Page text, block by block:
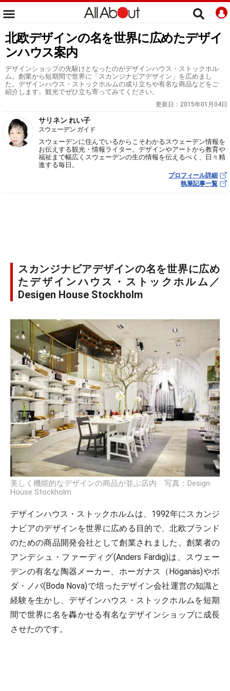
北欧デザインの名を世界に広めたデザイ
ンハウス案内
デザインショップの先駆けとなったのがデザインハウス・ストックホル
ム。創業から短期間で世界に「スカンジナビアデザイン」を広めまし
た。デザインハウス・ストックホルムの成り立ちや有名な商品などをご
紹介します。観光でぜひ立ち寄ってみてください。
更新日： 2015年01月04日
サリネン れい子
スウェーデン ガイド
スウェーデンに住んでいるからこそわかるスウェーデン情報を
お伝えする観光・情報ライター。デザインやアートから教育や
福祉まで幅広くスウェーデンの生の情報を伝えるべく、日々精
進する毎日。
プロフィール詳細
執筆記事一覧
スカンジナビアデザインの名を世界に広め
たデザインハウス・ストックホルム／
Desigen House Stockholm
美しく機能的なデザインの商品が並ぶ店内 写真：Design
House Stockholm
デザインハウス・ストックホルムは、1992年にスカンジ
ナビアのデザインを世界に広める目的で、北欧ブランド
のための商品開発会社として創業されました。創業者の
アンデシュ・ファーディグ(Anders Färdig)は、スウェー
デンの有名な陶器メーカー、ホーガナス（Höganäs)やボ
ダ・ノバ(Boda Nova)で培ったデザイン会社運営の知識と
経験を生かし、デザインハウス・ストックホルムを短期
間で世界に名を轟かせる有名なデザインショップに成長
させたのです。